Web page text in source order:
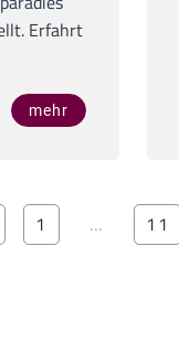
Erfahrt
mehr
1 … 11